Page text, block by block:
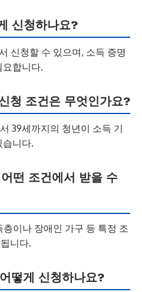
신청하나요?
신청할 수 있으며, 소득 증명
합니다.
청 조건은 무엇인가요?
39세까지의 청년이 소득 기
습니다.
떤 조건에서 받을 수
이나 장애인 가구 등 특정 조
니다.
떻게 신청하나요?